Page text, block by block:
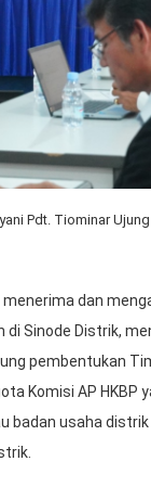
Pdt. Tiominar Ujung
dan
Sinode Distrik,
pembentukan
Komisi AP HKBP
badan usaha